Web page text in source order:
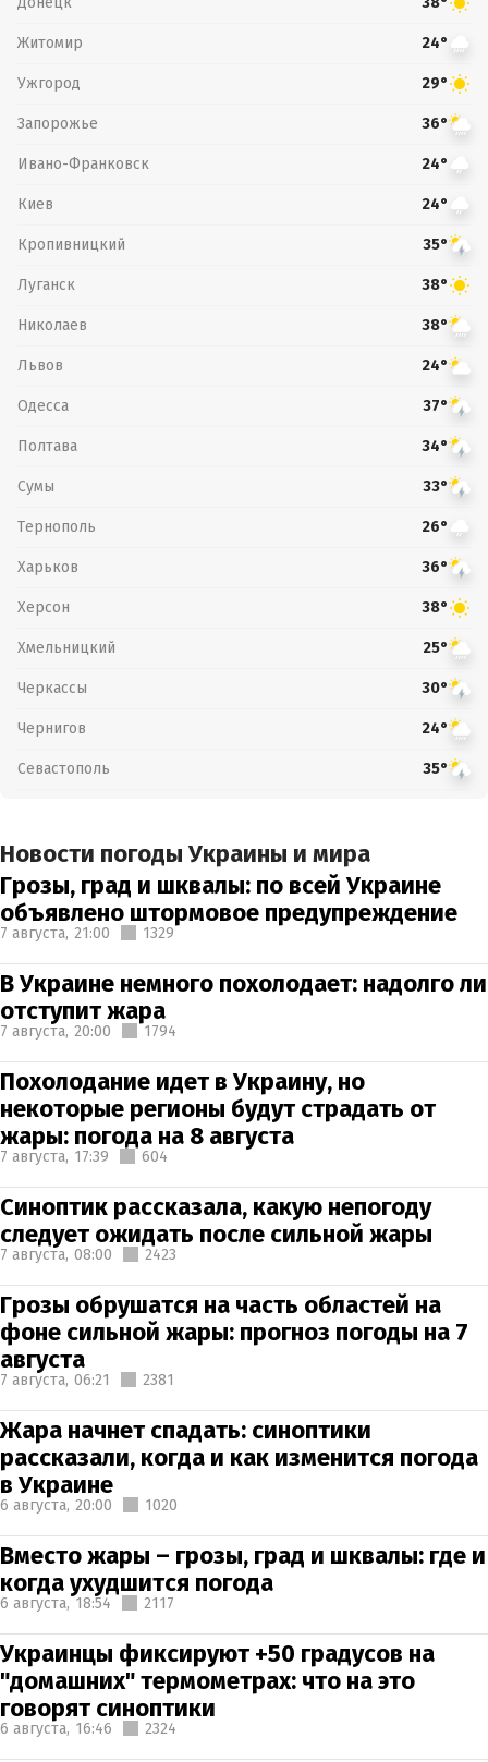
Житомир 24°
Ужгород 29°
Запорожье 36°
Ивано-Франковск 24°
Киев 24°
Кропивницкий 35°
Луганск 38°
Николаев 38°
Львов 24°
Одесса 37°
Полтава 34°
Сумы 33°
Тернополь 26°
Харьков 36°
Херсон 38°
Хмельницкий 25°
Черкассы 30°
Чернигов 24°
Севастополь 35°
Новости погоды Украины и мира
Грозы, град и шквалы: по всей Украине
объявлено штормовое предупреждение
7 августа, 21:00 1329
В Украине немного похолодает: надолго ли
отступит жара
7 августа, 20:00 1794
Похолодание идет в Украину, но
некоторые регионы будут страдать от
жары: погода на 8 августа
7 августа, 17:39 604
Синоптик рассказала, какую непогоду
следует ожидать после сильной жары
7 августа, 08:00 2423
Грозы обрушатся на часть областей на
фоне сильной жары: прогноз погоды на 7
августа
7 августа, 06:21 2381
Жара начнет спадать: синоптики
рассказали, когда и как изменится погода
в Украине
6 августа, 20:00 1020
Вместо жары – грозы, град и шквалы: где и
когда ухудшится погода
6 августа, 18:54 2117
Украинцы фиксируют +50 градусов на
"домашних" термометрах: что на это
говорят синоптики
6 августа, 16:46 2324